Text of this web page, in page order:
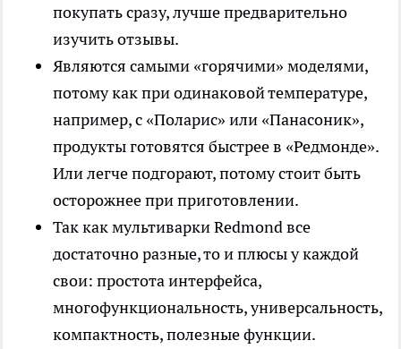
покупать сразу, лучше предварительно
изучить отзывы.
Являются самыми «горячими» моделями,
потому как при одинаковой температуре,
например, с «Поларис» или «Панасоник»,
продукты готовятся быстрее в «Редмонде».
Или легче подгорают, потому стоит быть
осторожнее при приготовлении.
Так как мультиварки Redmond все
достаточно разные, то и плюсы у каждой
свои: простота интерфейса,
многофункциональность, универсальность,
компактность, полезные функции.